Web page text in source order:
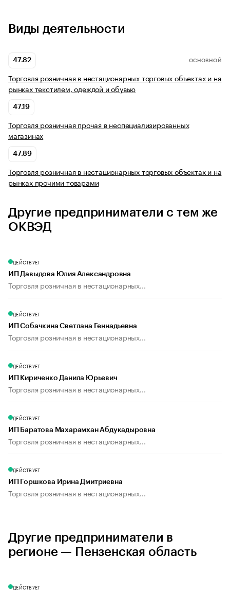
Виды деятельности
47.82 ОСНОВНОЙ
Торговля розничная в нестационарных торговых объектах и на
рынках текстилем, одеждой и обувью
47.19
Торговля розничная прочая в неспециализированных
магазинах
47.89
Торговля розничная в нестационарных торговых объектах и на
рынках прочими товарами
Другие предприниматели с тем же
ОКВЭД
ДЕЙСТВУЕТ
ИП Давыдова Юлия Александровна
Торговля розничная в нестационарных...
ДЕЙСТВУЕТ
ИП Собачкина Светлана Геннадьевна
Торговля розничная в нестационарных...
ДЕЙСТВУЕТ
ИП Кириченко Данила Юрьевич
Торговля розничная в нестационарных...
ДЕЙСТВУЕТ
ИП Баратова Махарамхан Абдукадыровна
Торговля розничная в нестационарных...
ДЕЙСТВУЕТ
ИП Горшкова Ирина Дмитриевна
Торговля розничная в нестационарных...
Другие предприниматели в
регионе — Пензенская область
ДЕЙСТВУЕТ